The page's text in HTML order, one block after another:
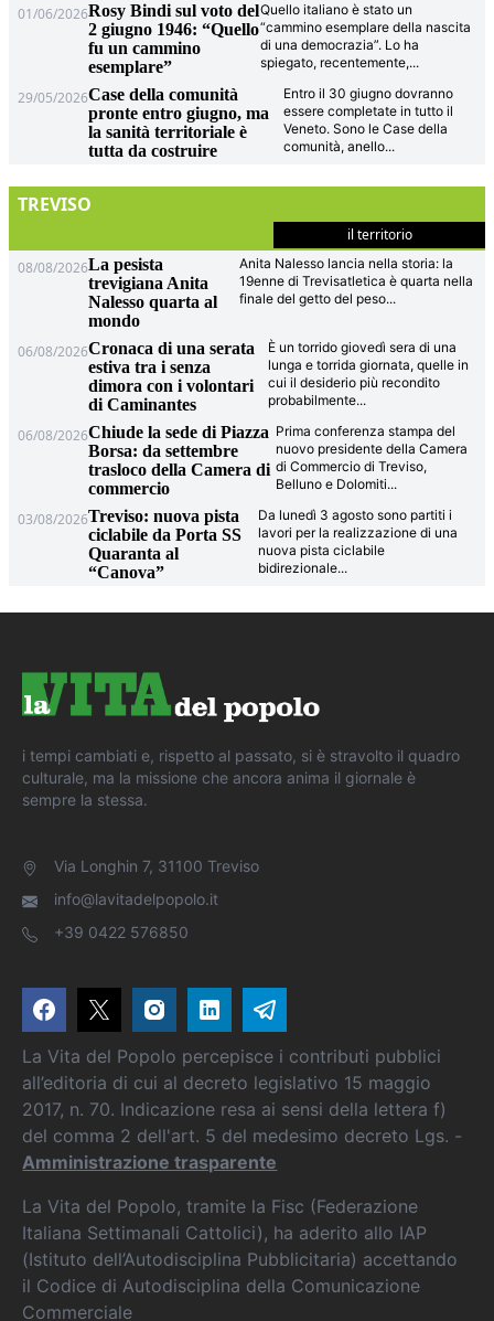
01/06/2026Rosy Bindi sul voto del
2 giugno 1946: “Quello
fu un cammino
esemplare”
Quello italiano è stato un
“cammino esemplare della nascita
di una democrazia”. Lo ha
spiegato, recentemente,...
29/05/2026Case della comunità
pronte entro giugno, ma
la sanità territoriale è
tutta da costruire
Entro il 30 giugno dovranno
essere completate in tutto il
Veneto. Sono le Case della
comunità, anello...
TREVISO
il territorio
08/08/2026La pesista
trevigiana Anita
Nalesso quarta al
mondo
Anita Nalesso lancia nella storia: la
19enne di Trevisatletica è quarta nella
finale del getto del peso...
06/08/2026Cronaca di una serata
estiva tra i senza
dimora con i volontari
di Caminantes
È un torrido giovedì sera di una
lunga e torrida giornata, quelle in
cui il desiderio più recondito
probabilmente...
06/08/2026Chiude la sede di Piazza
Borsa: da settembre
trasloco della Camera di
commercio
Prima conferenza stampa del
nuovo presidente della Camera
di Commercio di Treviso,
Belluno e Dolomiti...
03/08/2026Treviso: nuova pista
ciclabile da Porta SS
Quaranta al
“Canova”
Da lunedì 3 agosto sono partiti i
lavori per la realizzazione di una
nuova pista ciclabile
bidirezionale...
i tempi cambiati e, rispetto al passato, si è stravolto il quadro
culturale, ma la missione che ancora anima il giornale è
sempre la stessa.
Via Longhin 7, 31100 Treviso
info@lavitadelpopolo.it
+39 0422 576850
La Vita del Popolo percepisce i contributi pubblici
all’editoria di cui al decreto legislativo 15 maggio
2017, n. 70. Indicazione resa ai sensi della lettera f)
del comma 2 dell'art. 5 del medesimo decreto Lgs. -
Amministrazione trasparente
La Vita del Popolo, tramite la Fisc (Federazione
Italiana Settimanali Cattolici), ha aderito allo IAP
(Istituto dell’Autodisciplina Pubblicitaria) accettando
il Codice di Autodisciplina della Comunicazione
Commerciale